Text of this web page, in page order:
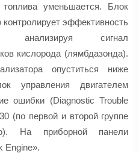
топлива уменьшается. Блок
эффективность
анализируя сигнал
кислорода (лямбдазонда).
опуститься ниже
управления двигателем
ошибки (Diagnostic Trouble
(по первой и второй группе
На приборной панели
Engine».